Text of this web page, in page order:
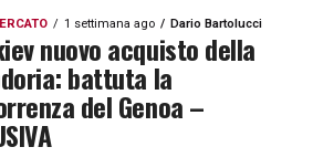
1 settimana ago Dario Bartolucci
nuovo acquisto della
battuta la
del Genoa –